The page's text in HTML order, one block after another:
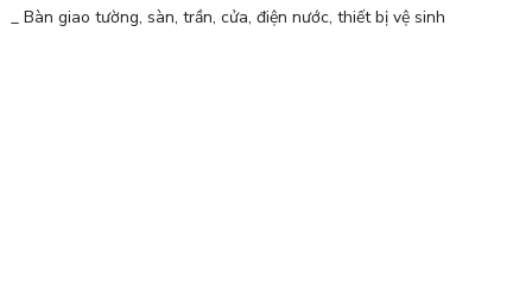
_ Bàn giao tường, sàn, trần, cửa, điện nước, thiết bị vệ sinh